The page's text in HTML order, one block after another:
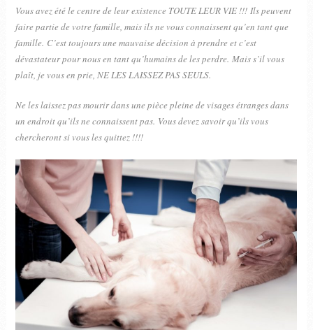
Vous avez été le centre de leur existence TOUTE LEUR VIE !!! Ils peuvent
faire partie de votre famille, mais ils ne vous connaissent qu’en tant que
famille. C’est toujours une mauvaise décision à prendre et c’est
dévastateur pour nous en tant qu’humains de les perdre. Mais s’il vous
plaît, je vous en prie, NE LES LAISSEZ PAS SEULS.
Ne les laissez pas mourir dans une pièce pleine de visages étranges dans
un endroit qu’ils ne connaissent pas. Vous devez savoir qu’ils vous
chercheront si vous les quittez !!!!